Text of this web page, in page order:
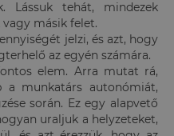
Lássuk tehát, mindezek
másik felet.
jelzi, és azt, hogy
az egyén számára.
elem. Arra mutat rá,
munkatárs autonómiát,
során. Ez egy alapvető
uraljuk a helyzeteket,